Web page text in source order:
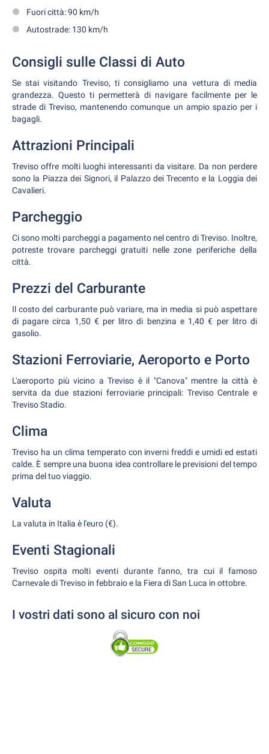
Fuori città: 90 km/h
Autostrade: 130 km/h
Consigli sulle Classi di Auto
Se stai visitando Treviso, ti consigliamo una vettura di media
grandezza. Questo ti permetterà di navigare facilmente per le
strade di Treviso, mantenendo comunque un ampio spazio per i
bagagli.
Attrazioni Principali
Treviso offre molti luoghi interessanti da visitare. Da non perdere
sono la Piazza dei Signori, il Palazzo dei Trecento e la Loggia dei
Cavalieri.
Parcheggio
Ci sono molti parcheggi a pagamento nel centro di Treviso. Inoltre,
potreste trovare parcheggi gratuiti nelle zone periferiche della
città.
Prezzi del Carburante
Il costo del carburante può variare, ma in media si può aspettare
di pagare circa 1,50 € per litro di benzina e 1,40 € per litro di
gasolio.
Stazioni Ferroviarie, Aeroporto e Porto
L'aeroporto più vicino a Treviso è il "Canova" mentre la città è
servita da due stazioni ferroviarie principali: Treviso Centrale e
Treviso Stadio.
Clima
Treviso ha un clima temperato con inverni freddi e umidi ed estati
calde. È sempre una buona idea controllare le previsioni del tempo
prima del tuo viaggio.
Valuta
La valuta in Italia è l'euro (€).
Eventi Stagionali
Treviso ospita molti eventi durante l'anno, tra cui il famoso
Carnevale di Treviso in febbraio e la Fiera di San Luca in ottobre.
I vostri dati sono al sicuro con noi